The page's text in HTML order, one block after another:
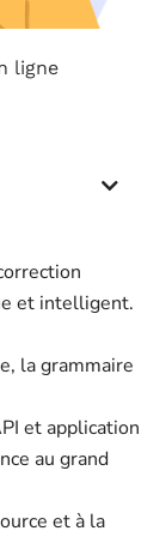
ligne
et intelligent.
la grammaire
et application
au grand
et à la